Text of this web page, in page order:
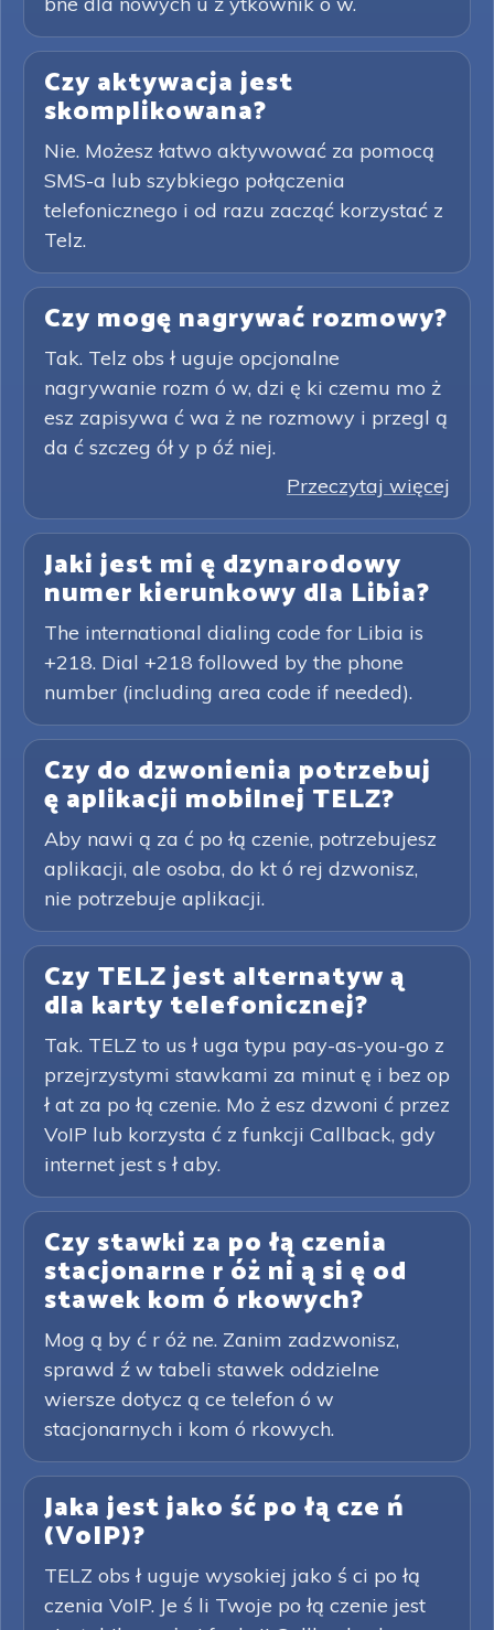
Czy aktywacja jest
skomplikowana?
Nie. Możesz łatwo aktywować za pomocą
SMS-a lub szybkiego połączenia
telefonicznego i od razu zacząć korzystać z
Telz.
Czy mogę nagrywać rozmowy?
Tak. Telz obs ł uguje opcjonalne
nagrywanie rozm ó w, dzi ę ki czemu mo ż
esz zapisywa ć wa ż ne rozmowy i przegl ą
da ć szczeg ół y p óź niej.
Przeczytaj więcej
Jaki jest mi ę dzynarodowy
numer kierunkowy dla Libia?
The international dialing code for Libia is
+218. Dial +218 followed by the phone
number (including area code if needed).
Czy do dzwonienia potrzebuj
ę aplikacji mobilnej TELZ?
Aby nawi ą za ć po łą czenie, potrzebujesz
aplikacji, ale osoba, do kt ó rej dzwonisz,
nie potrzebuje aplikacji.
Czy TELZ jest alternatyw ą
dla karty telefonicznej?
Tak. TELZ to us ł uga typu pay-as-you-go z
przejrzystymi stawkami za minut ę i bez op
ł at za po łą czenie. Mo ż esz dzwoni ć przez
VoIP lub korzysta ć z funkcji Callback, gdy
internet jest s ł aby.
Czy stawki za po łą czenia
stacjonarne r óż ni ą si ę od
stawek kom ó rkowych?
Mog ą by ć r óż ne. Zanim zadzwonisz,
sprawd ź w tabeli stawek oddzielne
wiersze dotycz ą ce telefon ó w
stacjonarnych i kom ó rkowych.
Jaka jest jako ść po łą cze ń
(VoIP)?
TELZ obs ł uguje wysokiej jako ś ci po łą
czenia VoIP. Je ś li Twoje po łą czenie jest